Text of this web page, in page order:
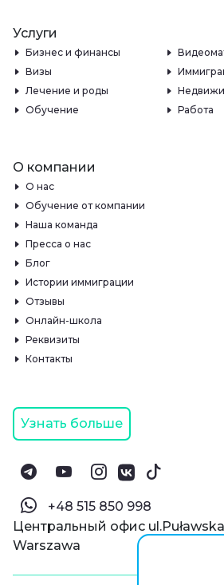
Услуги
Бизнес и финансы
Визы
Лечение и роды
Обучение
Работа
О компании
О нас
Обучение от компании
Наша команда
Пресса о нас
Блог
Истории иммиграции
Отзывы
Онлайн-школа
Реквизиты
Контакты
Узнать больше
‪+48 515 850 998‬
Центральный офис ul.Puławska
Warszawa